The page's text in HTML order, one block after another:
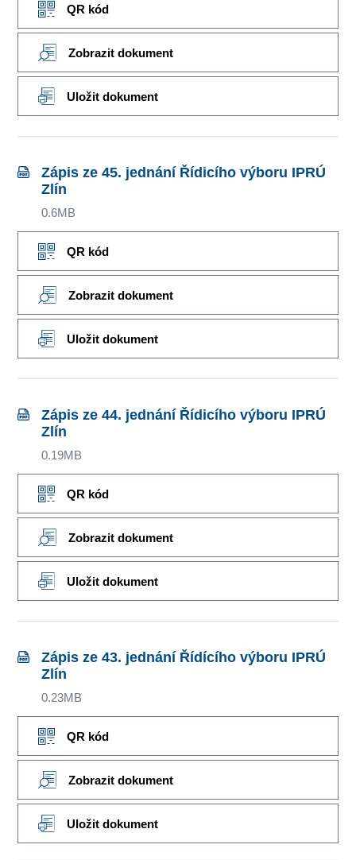
QR kód
Zobrazit dokument
Uložit dokument
Zápis ze 45. jednání Řídicího výboru IPRÚ
Zlín
0.6MB
QR kód
Zobrazit dokument
Uložit dokument
Zápis ze 44. jednání Řídicího výboru IPRÚ
Zlín
0.19MB
QR kód
Zobrazit dokument
Uložit dokument
Zápis ze 43. jednání Řídícího výboru IPRÚ
Zlín
0.23MB
QR kód
Zobrazit dokument
Uložit dokument